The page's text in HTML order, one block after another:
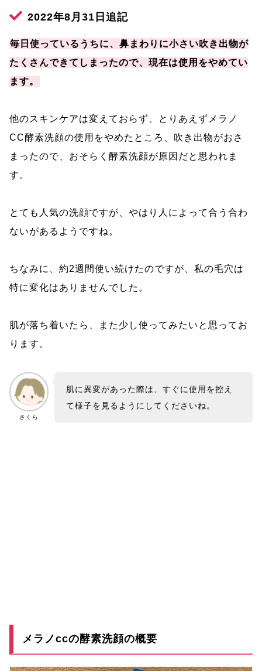
2022年8月31日追記
毎日使っているうちに、鼻まわりに小さい吹き出物が
たくさんできてしまったので、現在は使用をやめてい
ます。
他のスキンケアは変えておらず、とりあえずメラノ
CC酵素洗顔の使用をやめたところ、吹き出物がおさ
まったので、おそらく酵素洗顔が原因だと思われま
す。
とても人気の洗顔ですが、やはり人によって合う合わ
ないがあるようですね。
ちなみに、約2週間使い続けたのですが、私の毛穴は
特に変化はありませんでした。
肌が落ち着いたら、また少し使ってみたいと思ってお
ります。
さくら
肌に異変があった際は、すぐに使用を控え
て様子を見るようにしてくださいね。
メラノccの酵素洗顔の概要